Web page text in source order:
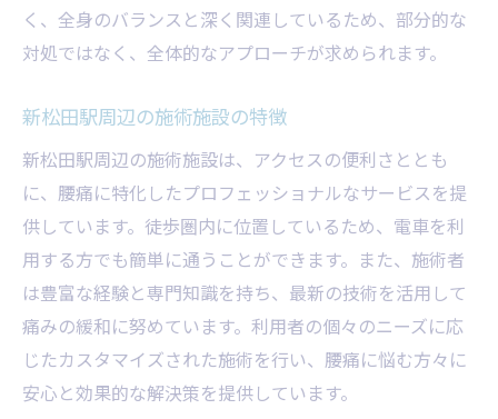
く、全身のバランスと深く関連しているため、部分的な
対処ではなく、全体的なアプローチが求められます。
新松田駅周辺の施術施設の特徴
新松田駅周辺の施術施設は、アクセスの便利さととも
に、腰痛に特化したプロフェッショナルなサービスを提
供しています。徒歩圏内に位置しているため、電車を利
用する方でも簡単に通うことができます。また、施術者
は豊富な経験と専門知識を持ち、最新の技術を活用して
痛みの緩和に努めています。利用者の個々のニーズに応
じたカスタマイズされた施術を行い、腰痛に悩む方々に
安心と効果的な解決策を提供しています。